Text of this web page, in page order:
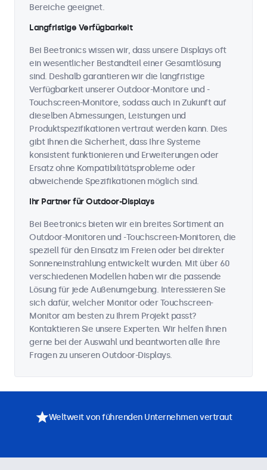
Bereiche geeignet.
Langfristige Verfügbarkeit
Bei Beetronics wissen wir, dass unsere Displays oft
ein wesentlicher Bestandteil einer Gesamtlösung
sind. Deshalb garantieren wir die langfristige
Verfügbarkeit unserer Outdoor-Monitore und -
Touchscreen-Monitore, sodass auch in Zukunft auf
dieselben Abmessungen, Leistungen und
Produktspezifikationen vertraut werden kann. Dies
gibt Ihnen die Sicherheit, dass Ihre Systeme
konsistent funktionieren und Erweiterungen oder
Ersatz ohne Kompatibilitätsprobleme oder
abweichende Spezifikationen möglich sind.
Ihr Partner für Outdoor-Displays
Bei Beetronics bieten wir ein breites Sortiment an
Outdoor-Monitoren und -Touchscreen-Monitoren, die
speziell für den Einsatz im Freien oder bei direkter
Sonneneinstrahlung entwickelt wurden. Mit über 60
verschiedenen Modellen haben wir die passende
Lösung für jede Außenumgebung. Interessieren Sie
sich dafür, welcher Monitor oder Touchscreen-
Monitor am besten zu Ihrem Projekt passt?
Kontaktieren Sie unsere Experten. Wir helfen Ihnen
gerne bei der Auswahl und beantworten alle Ihre
Fragen zu unseren Outdoor-Displays.
Weltweit von führenden Unternehmen vertraut